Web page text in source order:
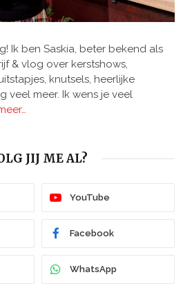
Ik ben Saskia, beter bekend als
& vlog over kerstshows,
knutsels, heerlijke
veel meer. Ik wens je veel
JIJ ME AL?
YouTube
Facebook
WhatsApp